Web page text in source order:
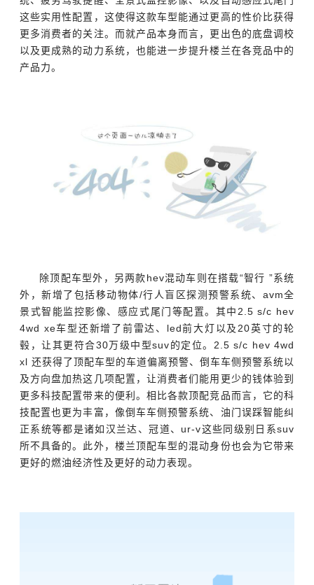
这些实用性配置，这使得这款车型能通过更高的性价比获得
更多消费者的关注。而就产品本身而言，更出色的底盘调校
以及更成熟的动力系统，也能进一步提升楼兰在各竞品中的
产品力。
除顶配车型外，另两款hev混动车则在搭载“智行 ”系统
外，新增了包括移动物体/行人盲区探测预警系统、avm全
景式智能监控影像、感应式尾门等配置。其中2.5 s/c hev
4wd xe车型还新增了前雷达、led前大灯以及20英寸的轮
毂，让其更符合30万级中型suv的定位。2.5 s/c hev 4wd
xl 还获得了顶配车型的车道偏离预警、倒车车侧预警系统以
及方向盘加热这几项配置，让消费者们能用更少的钱体验到
更多科技配置带来的便利。相比各款顶配竞品而言，它的科
技配置也更为丰富，像倒车车侧预警系统、油门误踩智能纠
正系统等都是诸如汉兰达、冠道、ur-v这些同级别日系suv
所不具备的。此外，楼兰顶配车型的混动身份也会为它带来
更好的燃油经济性及更好的动力表现。